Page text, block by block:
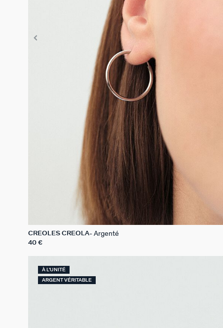
CRÉOLES CREOLA Argenté
40 €
À L'UNITÉ
ARGENT VÉRITABLE